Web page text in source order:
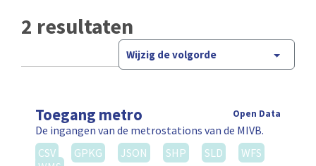
2 resultaten
Wijzig de volgorde
Toegang metro Open Data
De ingangen van de metrostations van de MIVB.
CSV
GPKG JSON SHP SLD
WFS